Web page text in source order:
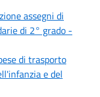
assegni di
di 2° grado -
di trasporto
e del